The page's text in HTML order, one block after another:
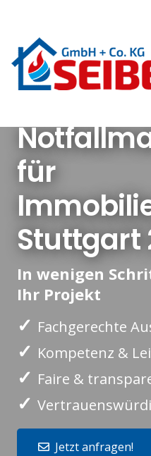
für
Stuttgart
In wenigen
Ihr Projekt
✓ Fachgerechte
✓ Kompetenz &
✓ Faire &
✓
Jetzt anfragen!